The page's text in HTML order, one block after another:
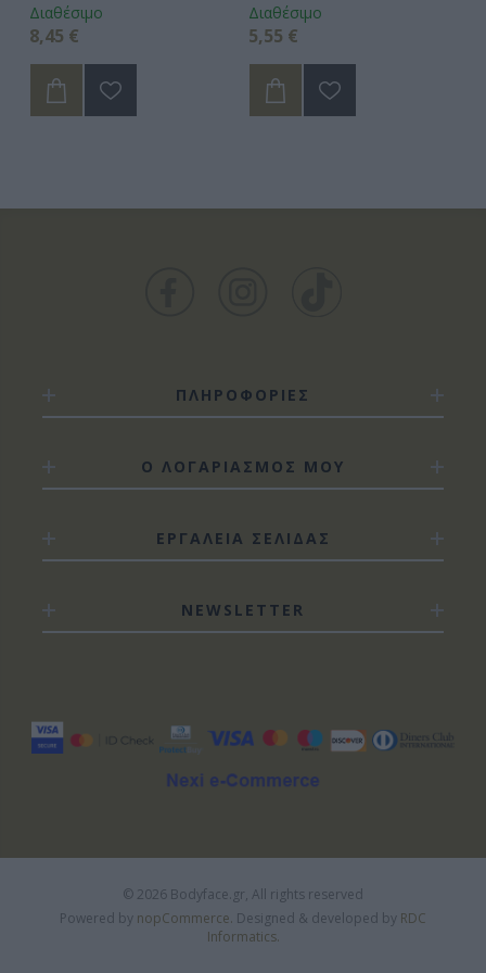
Διαθέσιμο
8,45 €
Διαθέσιμο
5,55 €
ΠΛΗΡΟΦΟΡΙΕΣ
Ο ΛΟΓΑΡΙΑΣΜΟΣ ΜΟΥ
ΕΡΓΑΛΕΙΑ ΣΕΛΙΔΑΣ
NEWSLETTER
© 2026 Bodyface.gr, All rights reserved
Powered by nopCommerce. Designed & developed by RDC
Informatics.